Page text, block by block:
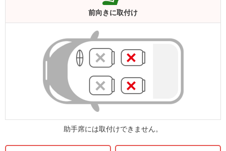
前向きに取付け
助手席には取付けできません。